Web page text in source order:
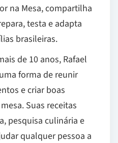
na Mesa, compartilha
testa e adapta
brasileiras.
de 10 anos, Rafael
forma de reunir
e criar boas
Suas receitas
pesquisa culinária e
qualquer pessoa a